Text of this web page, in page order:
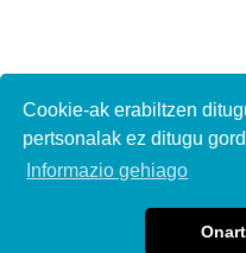
Cookie-ak erabiltzen
pertsonalak ez ditugu
Informazio gehiago